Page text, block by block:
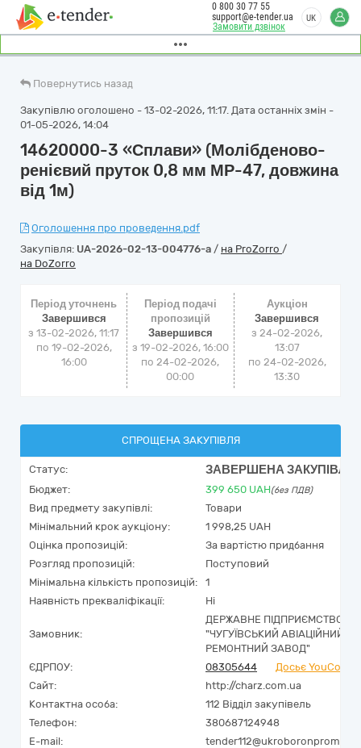
Замовити дзвінок
0 800 30 77 55
support@e-tender.ua
UK
Повернутись назад
Закупівлю оголошено - 13-02-2026, 11:17. Дата останніх змін -
01-05-2026, 14:04
14620000-3 «Сплави» (Молібденово-
ренієвий пруток 0,8 мм МР-47, довжина
від 1м)
Оголошення про проведення.pdf
Закупівля: UA-2026-02-13-004776-a / на ProZorro /
на DoZorro
Період уточнень
Завершився
з 13-02-2026, 11:17
по 19-02-2026,
16:00
Період подачі
пропозицій
Завершився
з 19-02-2026, 16:00
по 24-02-2026,
00:00
Аукціон
Завершився
з24-02-2026,
13:07
по 24-02-2026,
13:30
СПРОЩЕНА ЗАКУПІВЛЯ
Статус: ЗАВЕРШЕНА ЗАКУПІВЛЯ
Бюджет: 399 650 UAH(без ПДВ)
Вид предмету закупівлі:
Товари
Мінімальний крок аукціону:
1 998,25 UAH
Оцінка пропозицій:
За вартістю придбання
Розгляд пропозицій:
Поступовий
Мінімальна кількість пропозицій:
1
Наявність прекваліфікації:
Ні
Замовник:
ДЕРЖАВНЕ ПІДПРИЄМСТВО
"ЧУГУЇВСЬКИЙ АВІАЦІЙНИЙ
РЕМОНТНИЙ ЗАВОД"
ЄДРПОУ:
08305644
Досьє
Сайт:
http://charz.com.ua
Контактна особа:
112 Відділ закупівель
Телефон:
380687124948
E-mail: